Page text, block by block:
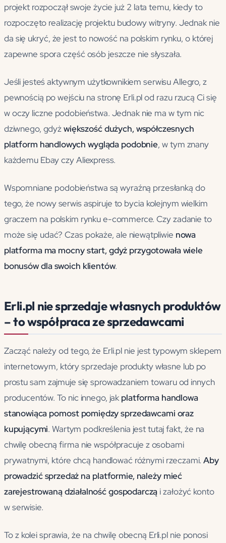
projekt rozpoczął swoje życie już 2 lata temu, kiedy to
rozpoczęto realizację projektu budowy witryny. Jednak nie
da się ukryć, że jest to nowość na polskim rynku, o której
zapewne spora część osób jeszcze nie słyszała.
Jeśli jesteś aktywnym użytkownikiem serwisu Allegro, z
pewnością po wejściu na stronę Erli.pl od razu rzucą Ci się
w oczy liczne podobieństwa. Jednak nie ma w tym nic
dziwnego, gdyżwiększość dużych, współczesnych
platform handlowych wygląda podobnie, w tym znany
każdemu Ebay czy Aliexpress.
Wspomniane podobieństwa są wyraźną przesłanką do
tego, że nowy serwis aspiruje to bycia kolejnym wielkim
graczem na polskim rynku e-commerce. Czy zadanie to
może się udać? Czas pokaże, ale niewątpliwie nowa
platforma ma mocny start, gdyż przygotowała wiele
bonusów dla swoich klientów.
Erli.pl nie sprzedaje własnych produktów
– to współpraca ze sprzedawcami
Zacząć należy od tego, że Erli.pl nie jest typowym sklepem
internetowym, który sprzedaje produkty własne lub po
prostu sam zajmuje się sprowadzaniem towaru od innych
producentów. To nic innego, jak platforma handlowa
stanowiąca pomost pomiędzy sprzedawcami oraz
kupującymi. Wartym podkreślenia jest tutaj fakt, że na
chwilę obecną firma nie współpracuje z osobami
prywatnymi, które chcą handlować różnymi rzeczami.Aby
prowadzić sprzedaż na platformie, należy mieć
zarejestrowaną działalność gospodarczą i założyć konto
w serwisie.
To z kolei sprawia, że na chwilę obecną Erli.pl nie ponosi